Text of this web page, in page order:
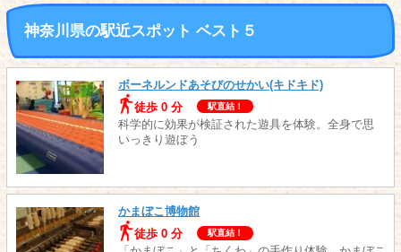
神奈川県の駅近スポット ベスト５
ボーネルンドあそびのせかい(キドキド)
徒歩 0 分
駅直結！
科学的に効果が検証された遊具を体験。全身で思
いっきり遊ぼう
かまぼこ博物館
徒歩 0 分
駅直結！